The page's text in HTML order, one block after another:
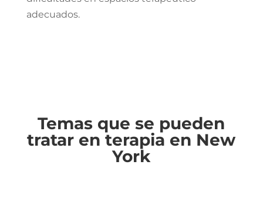
adecuados.
Temas que se pueden
tratar en terapia en New
York